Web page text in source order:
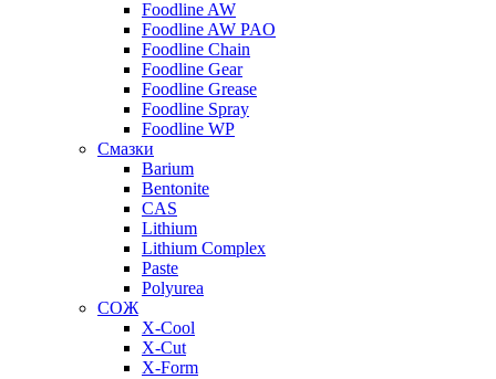
Foodline AW
Foodline AW PAO
Foodline Chain
Foodline Gear
Foodline Grease
Foodline Spray
Foodline WP
Смазки
Barium
Bentonite
CAS
Lithium
Lithium Complex
Paste
Polyurea
СОЖ
X-Cool
X-Cut
X-Form